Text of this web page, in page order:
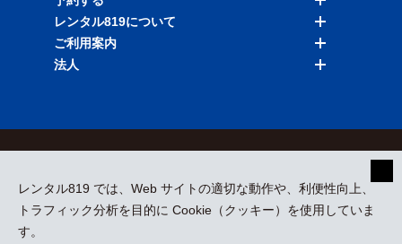
レンタル819 では、Web サイトの適切な動作や、利便性向上、
トラフィック分析を目的に Cookie（クッキー）を使用していま
す。
バイクを探す
店舗を探す
レンタル819について
料金表
ご利用案内
法人
採用情報
プレスリリース